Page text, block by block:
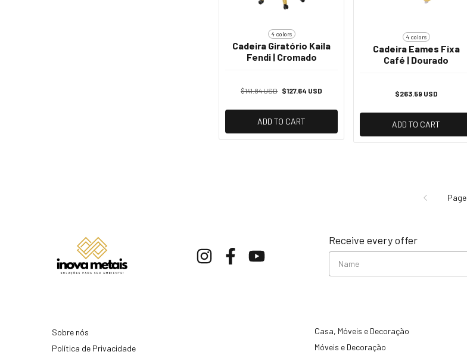
4 colors
Cadeira Giratório Kaila
Fendi | Cromado
$141.84 USD $127.64 USD
ADD TO CART
4 colors
Cadeira Eames Fixa
Café | Dourado
$263.59 USD
ADD TO CART
Page
Receive every offer
Sobre nós
Política de Privacidade
Casa, Móveis e Decoração
Móveis e Decoração